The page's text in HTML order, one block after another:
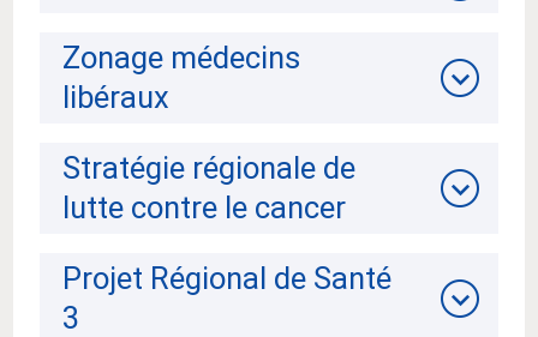
Zonage médecins
libéraux
Stratégie régionale de
lutte contre le cancer
Projet Régional de Santé
3